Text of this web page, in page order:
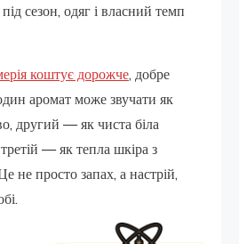
сезон, одяг і власний темп
коштує дорожче, добре
аромат може звучати як
другий — як чиста біла
— як тепла шкіра з
не просто запах, а настрій,